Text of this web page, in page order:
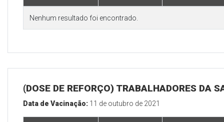
Nenhum resultado foi encontrado.
(DOSE DE REFORÇO) TRABALHADORES DA
Data de Vacinação: 11 de outubro de 2021